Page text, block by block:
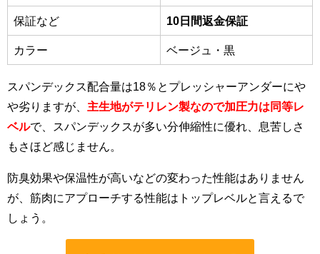
保証など 10日間返金保証
カラー ベージュ・黒
スパンデックス配合量は18％とプレッシャーアンダーにや
や劣りますが、 主生地がテリレン製なので加圧力は同等レ
ベルで、スパンデックスが多い分伸縮性に優れ、息苦しさ
もさほど感じません。
防臭効果や保温性が高いなどの変わった性能はありません
が、筋肉にアプローチする性能はトップレベルと言えるで
しょう。